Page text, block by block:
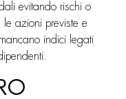
evitando rischi o
le azioni previste e
indici legati